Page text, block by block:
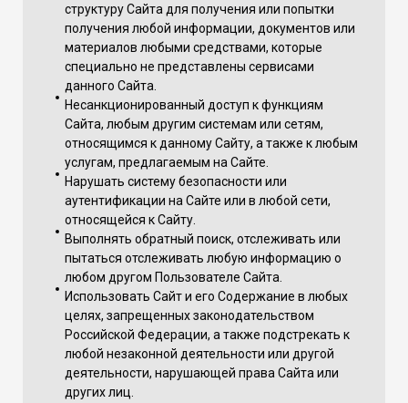
структуру Сайта для получения или попытки
получения любой информации, документов или
материалов любыми средствами, которые
специально не представлены сервисами
данного Сайта.
Несанкционированный доступ к функциям
Сайта, любым другим системам или сетям,
относящимся к данному Сайту, а также к любым
услугам, предлагаемым на Сайте.
Нарушать систему безопасности или
аутентификации на Сайте или в любой сети,
относящейся к Сайту.
Выполнять обратный поиск, отслеживать или
пытаться отслеживать любую информацию о
любом другом Пользователе Сайта.
Использовать Сайт и его Содержание в любых
целях, запрещенных законодательством
Российской Федерации, а также подстрекать к
любой незаконной деятельности или другой
деятельности, нарушающей права Сайта или
других лиц.